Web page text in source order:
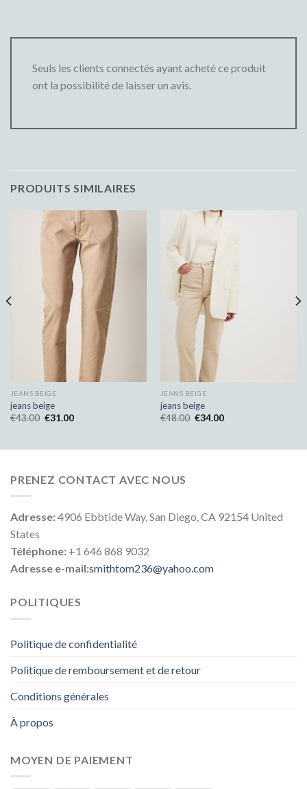
Seuls les clients connectés ayant acheté ce produit
ont la possibilité de laisser un avis.
PRODUITS SIMILAIRES
JEANS BEIGE
jeans beige
€43.00 €31.00
JEANS BEIGE
jeans beige
€48.00 €34.00
PRENEZ CONTACT AVEC NOUS
Adresse:4906 Ebbtide Way, San Diego, CA 92154 United
States
Téléphone: +1 646 868 9032
Adresse e-mail:smithtom236@yahoo.com
POLITIQUES
Politique de confidentialité
Politique de remboursement et de retour
Conditions générales
À propos
MOYEN DE PAIEMENT